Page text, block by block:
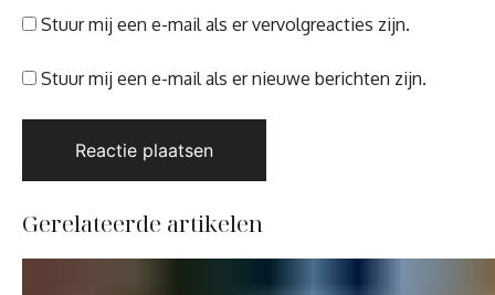
Stuur mij een e-mail als er vervolgreacties zijn.
Stuur mij een e-mail als er nieuwe berichten zijn.
Gerelateerde artikelen